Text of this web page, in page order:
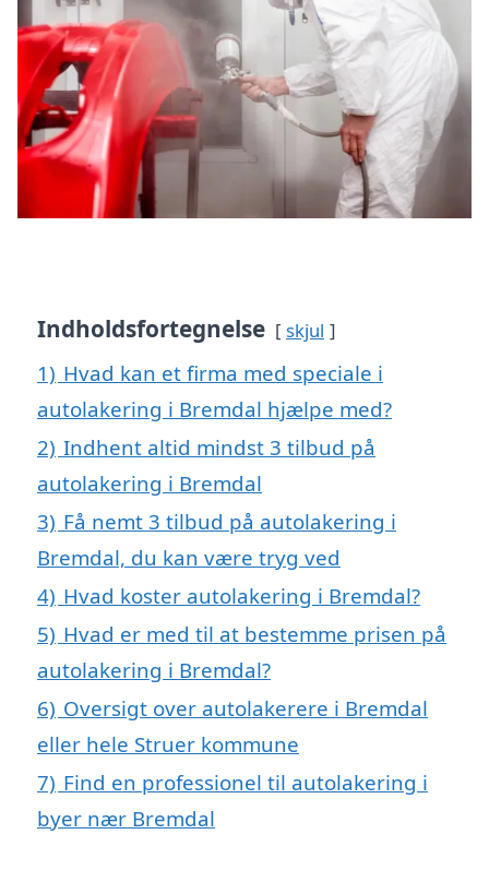
Indholdsfortegnelse skjul
1) Hvad kan et firma med speciale i
autolakering i Bremdal hjælpe med?
2) Indhent altid mindst 3 tilbud på
autolakering i Bremdal
3) Få nemt 3 tilbud på autolakering i
Bremdal, du kan være tryg ved
4) Hvad koster autolakering i Bremdal?
5) Hvad er med til at bestemme prisen på
autolakering i Bremdal?
6) Oversigt over autolakerere i Bremdal
eller hele Struer kommune
7) Find en professionel til autolakering i
byer nær Bremdal